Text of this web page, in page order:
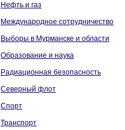
Нефть и газ
Международное сотрудничество
Выборы в Мурманске и области
Образование и наука
Радиационная безопасность
Северный флот
Спорт
Транспорт